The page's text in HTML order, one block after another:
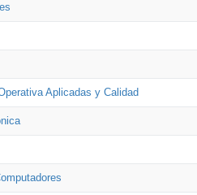
Aplicadas y Calidad